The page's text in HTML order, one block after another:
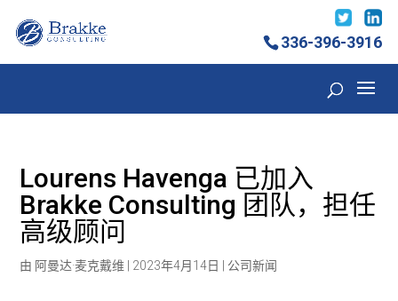
336-396-3916
Lourens Havenga 已加入
Brakke Consulting 团队，担任
高级顾问
由 阿曼达·麦克戴维 2023年4月14日 公司新闻